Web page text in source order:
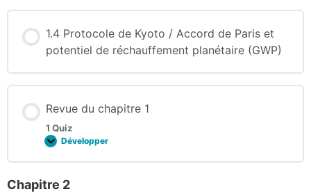
1.4 Protocole de Kyoto / Accord de Paris et
potentiel de réchauffement planétaire (GWP)
Revue du chapitre 1
1 Quiz
Développer
Chapitre 2